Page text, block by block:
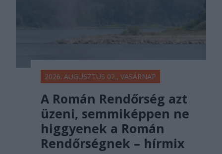
2026. AUGUSZTUS 02., VASÁRNAP
A Román Rendőrség azt
üzeni, semmiképpen ne
higgyenek a Román
Rendőrségnek – hírmix